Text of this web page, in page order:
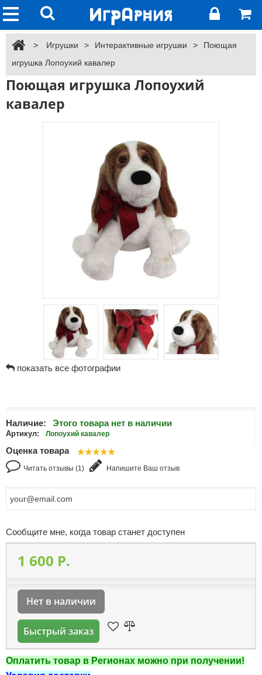
> Игрушки > Интерактивные игрушки >
Поющая
игрушка Лопоухий кавалер
Поющая игрушка Лопоухий
кавалер
показать все фотографии
Наличие: Этого товара нет в наличии
Артикул: Лопоухий кавалер
Оценка товара
Читать отзывы (1) Напишите Ваш отзыв
Сообщите мне, когда товар станет доступен
1 600 P.
Нет в наличии
Быстрый заказ
Оплатить товар в Регионах можно при получении!